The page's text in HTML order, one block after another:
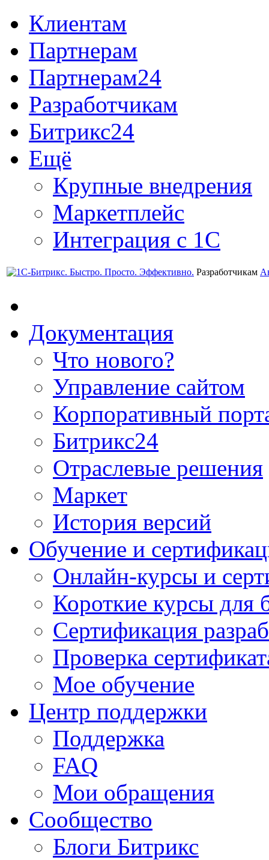
Клиентам
Партнерам
Партнерам24
Разработчикам
Битрикс24
Ещё
Крупные внедрения
Маркетплейс
Интеграция с 1С
Разработчикам
Документация
Что нового?
Управление сайтом
Корпоративный
Битрикс24
Отраслевые решения
Маркет
История версий
Обучение и
Онлайн-курсы и
Короткие курсы для
Сертификация
Проверка
Мое обучение
Центр поддержки
Поддержка
FAQ
Мои обращения
Сообщество
Блоги Битрикс